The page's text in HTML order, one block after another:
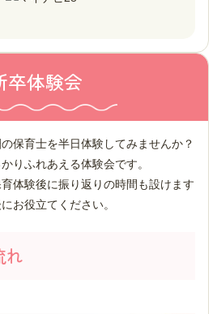
卒体験会
保育士を半日体験してみませんか？
りふれあえる体験会です。
体験後に振り返りの時間も設けます
お役立てください。
れ